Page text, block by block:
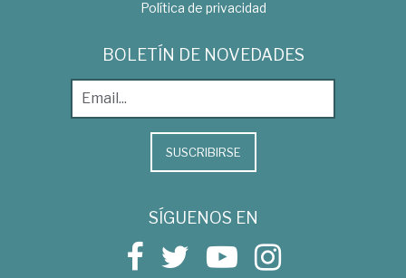
Política de privacidad
BOLETÍN DE NOVEDADES
SUSCRIBIRSE
SÍGUENOS EN